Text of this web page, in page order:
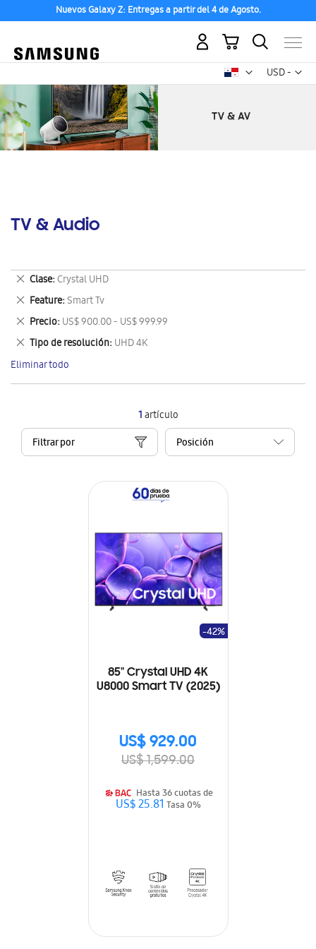
Nuevos Galaxy Z: Entregas a partir del 4 de Agosto.
USD -
dólar
Mi carrito
TV & Audio
1artículo
Filtrar por
85" Crystal UHD 4K
U8000 Smart TV (2025)
US$ 929.00
US$ 1,599.00
-42%
Hasta 36 cuotas de
US$ 25.81 Tasa 0%
Clase Crystal UHD
Eliminar
este
artículo
Feature Smart Tv
Eliminar
este
artículo
Precio US$ 900.00 - US$ 999.99
Eliminar
este
artículo
Tipo de resolución UHD 4K
Eliminar
este
artículo
Eliminar todo